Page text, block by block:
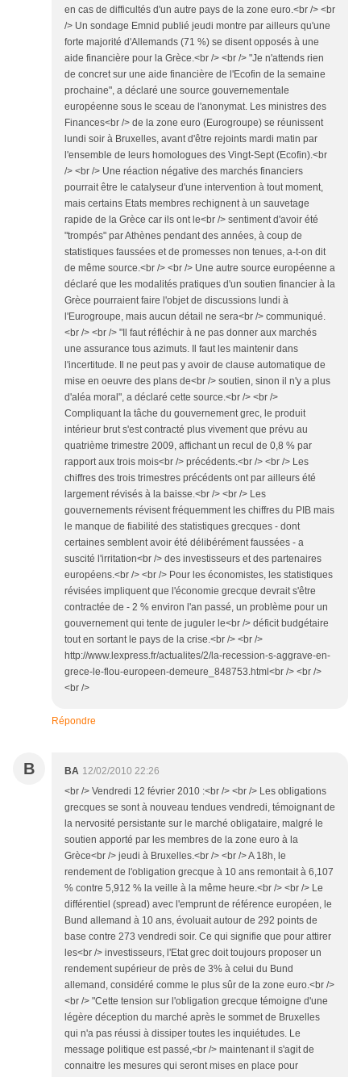
en cas de difficultés d'un autre pays de la zone euro.<br /> <br
/> Un sondage Emnid publié jeudi montre par ailleurs qu'une
forte majorité d'Allemands (71 %) se disent opposés à une
aide financière pour la Grèce.<br /> <br /> "Je n'attends rien
de concret sur une aide financière de l'Ecofin de la semaine
prochaine", a déclaré une source gouvernementale
européenne sous le sceau de l'anonymat. Les ministres des
Finances<br /> de la zone euro (Eurogroupe) se réunissent
lundi soir à Bruxelles, avant d'être rejoints mardi matin par
l'ensemble de leurs homologues des Vingt-Sept (Ecofin).<br
/> <br /> Une réaction négative des marchés financiers
pourrait être le catalyseur d'une intervention à tout moment,
mais certains Etats membres rechignent à un sauvetage
rapide de la Grèce car ils ont le<br /> sentiment d'avoir été
"trompés" par Athènes pendant des années, à coup de
statistiques faussées et de promesses non tenues, a-t-on dit
de même source.<br /> <br /> Une autre source européenne a
déclaré que les modalités pratiques d'un soutien financier à la
Grèce pourraient faire l'objet de discussions lundi à
l'Eurogroupe, mais aucun détail ne sera<br /> communiqué.
<br /> <br /> "Il faut réfléchir à ne pas donner aux marchés
une assurance tous azimuts. Il faut les maintenir dans
l'incertitude. Il ne peut pas y avoir de clause automatique de
mise en oeuvre des plans de<br /> soutien, sinon il n'y a plus
d'aléa moral", a déclaré cette source.<br /> <br />
Compliquant la tâche du gouvernement grec, le produit
intérieur brut s'est contracté plus vivement que prévu au
quatrième trimestre 2009, affichant un recul de 0,8 % par
rapport aux trois mois<br /> précédents.<br /> <br /> Les
chiffres des trois trimestres précédents ont par ailleurs été
largement révisés à la baisse.<br /> <br /> Les
gouvernements révisent fréquemment les chiffres du PIB mais
le manque de fiabilité des statistiques grecques - dont
certaines semblent avoir été délibérément faussées - a
suscité l'irritation<br /> des investisseurs et des partenaires
européens.<br /> <br /> Pour les économistes, les statistiques
révisées impliquent que l'économie grecque devrait s'être
contractée de - 2 % environ l'an passé, un problème pour un
gouvernement qui tente de juguler le<br /> déficit budgétaire
tout en sortant le pays de la crise.<br /> <br />
http://www.lexpress.fr/actualites/2/la-recession-s-aggrave-en-
grece-le-flou-europeen-demeure_848753.html<br /> <br />
<br />
Répondre
B BA 12/02/2010 22:26
<br /> Vendredi 12 février 2010 :<br /> <br /> Les obligations
grecques se sont à nouveau tendues vendredi, témoignant de
la nervosité persistante sur le marché obligataire, malgré le
soutien apporté par les membres de la zone euro à la
Grèce<br /> jeudi à Bruxelles.<br /> <br /> A 18h, le
rendement de l'obligation grecque à 10 ans remontait à 6,107
% contre 5,912 % la veille à la même heure.<br /> <br /> Le
différentiel (spread) avec l'emprunt de référence européen, le
Bund allemand à 10 ans, évoluait autour de 292 points de
base contre 273 vendredi soir. Ce qui signifie que pour attirer
les<br /> investisseurs, l'Etat grec doit toujours proposer un
rendement supérieur de près de 3% à celui du Bund
allemand, considéré comme le plus sûr de la zone euro.<br />
<br /> "Cette tension sur l'obligation grecque témoigne d'une
légère déception du marché après le sommet de Bruxelles
qui n'a pas réussi à dissiper toutes les inquiétudes. Le
message politique est passé,<br /> maintenant il s'agit de
connaitre les mesures qui seront mises en place pour